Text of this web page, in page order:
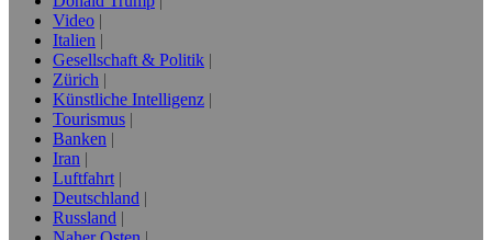
Video
Italien
Gesellschaft & Politik
Zürich
Künstliche Intelligenz
Tourismus
Banken
Iran
Luftfahrt
Deutschland
Russland